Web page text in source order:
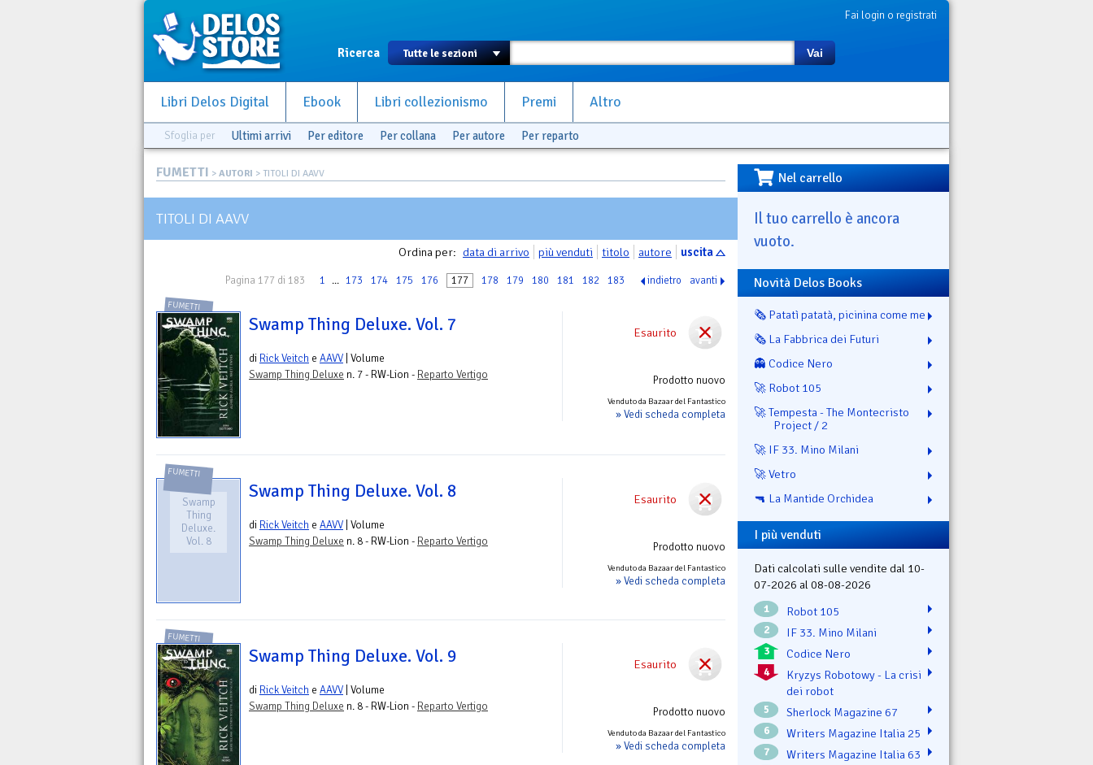
Fai login o registrati
Ricerca Vai
Libri Delos Digital Ebook Libri collezionismo Premi Altro
Sfoglia per Ultimi arrivi Per editore Per collana Per autore Per reparto
FUMETTI > AUTORI > TITOLI DI AAVV
TITOLI DI AAVV
Ordina per: data di arrivo più venduti titolo autore uscita
Pagina 177 di 183 1 ... 173 174 175 176 177 178 179 180 181 182 183 indietro avanti
Esaurito
Prodotto nuovo
Venduto da Bazaar del Fantastico
» Vedi scheda completa
FUMETTI
Swamp Thing Deluxe. Vol. 7
di Rick Veitch e AAVV | Volume
Swamp Thing Deluxe n. 7 - RW-Lion - Reparto Vertigo
Esaurito
Prodotto nuovo
Venduto da Bazaar del Fantastico
» Vedi scheda completa
FUMETTI
Swamp
Thing
Deluxe.
Vol. 8
Swamp Thing Deluxe. Vol. 8
di Rick Veitch e AAVV | Volume
Swamp Thing Deluxe n. 8 - RW-Lion - Reparto Vertigo
Esaurito
Prodotto nuovo
Venduto da Bazaar del Fantastico
» Vedi scheda completa
FUMETTI
Swamp Thing Deluxe. Vol. 9
di Rick Veitch e AAVV | Volume
Swamp Thing Deluxe n. 8 - RW-Lion - Reparto Vertigo
Nel carrello
Il tuo carrello è ancora
vuoto.
Novità Delos Books
🗞️ Patatì patatà, picinina come me
🗞️ La Fabbrica dei Futuri
👻 Codice Nero
🚀 Robot 105
🚀 Tempesta - The Montecristo
Project / 2
🚀 IF 33. Mino Milani
🚀 Vetro
🔫 La Mantide Orchidea
I più venduti
Dati calcolati sulle vendite dal 10-
07-2026 al 08-08-2026
1 Robot 105
2 IF 33. Mino Milani
3 Codice Nero
4
Kryzys Robotowy - La crisi
dei robot
5 Sherlock Magazine 67
6 Writers Magazine Italia 25
7 Writers Magazine Italia 63